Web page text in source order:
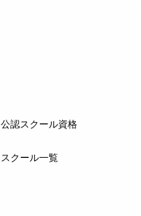
認スクール資格
クール一覧